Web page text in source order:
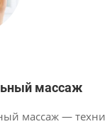
массаж
массаж —